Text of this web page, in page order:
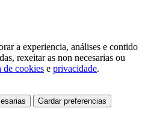
a experiencia, análises e contido
rexeitar as non necesarias ou
de cookies e privacidade.
Gardar preferencias